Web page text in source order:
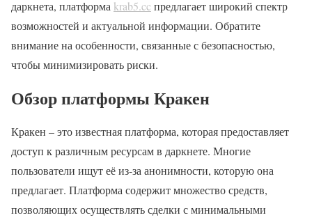
даркнета, платформа krab5.cc предлагает широкий спектр
возможностей и актуальной информации. Обратите
внимание на особенности, связанные с безопасностью,
чтобы минимизировать риски.
Обзор платформы Кракен
Кракен – это известная платформа, которая предоставляет
доступ к различным ресурсам в даркнете. Многие
пользователи ищут её из-за анонимности, которую она
предлагает. Платформа содержит множество средств,
позволяющих осуществлять сделки с минимальными